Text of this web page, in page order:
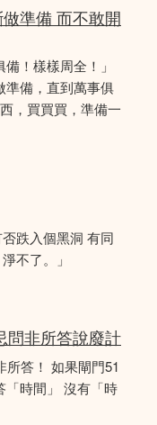
準備 而不敢開
！樣樣周全！」
準備，直到萬事俱
，買買買，準備一
跌入個黑洞 有同
不了。」
問非所答說廢計
所答！ 如果閘門51
「時間」 沒有「時